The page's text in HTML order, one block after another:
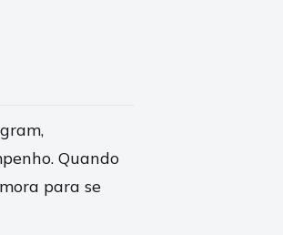
Quando
para se